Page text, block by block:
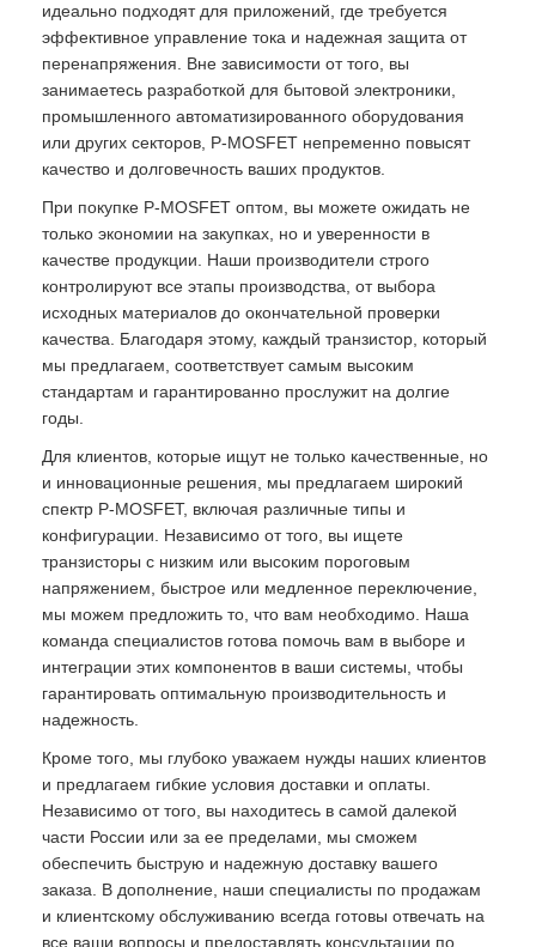
идеально подходят для приложений, где требуется
эффективное управление тока и надежная защита от
перенапряжения. Вне зависимости от того, вы
занимаетесь разработкой для бытовой электроники,
промышленного автоматизированного оборудования
или других секторов, P-MOSFET непременно повысят
качество и долговечность ваших продуктов.
При покупке P-MOSFET оптом, вы можете ожидать не
только экономии на закупках, но и уверенности в
качестве продукции. Наши производители строго
контролируют все этапы производства, от выбора
исходных материалов до окончательной проверки
качества. Благодаря этому, каждый транзистор, который
мы предлагаем, соответствует самым высоким
стандартам и гарантированно прослужит на долгие
годы.
Для клиентов, которые ищут не только качественные, но
и инновационные решения, мы предлагаем широкий
спектр P-MOSFET, включая различные типы и
конфигурации. Независимо от того, вы ищете
транзисторы с низким или высоким пороговым
напряжением, быстрое или медленное переключение,
мы можем предложить то, что вам необходимо. Наша
команда специалистов готова помочь вам в выборе и
интеграции этих компонентов в ваши системы, чтобы
гарантировать оптимальную производительность и
надежность.
Кроме того, мы глубоко уважаем нужды наших клиентов
и предлагаем гибкие условия доставки и оплаты.
Независимо от того, вы находитесь в самой далекой
части России или за ее пределами, мы сможем
обеспечить быструю и надежную доставку вашего
заказа. В дополнение, наши специалисты по продажам
и клиентскому обслуживанию всегда готовы отвечать на
все ваши вопросы и предоставлять консультации по